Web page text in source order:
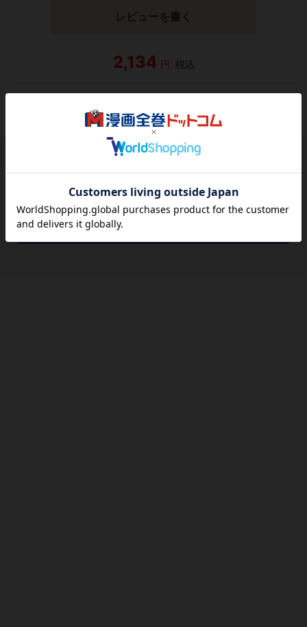
レビューを書く
2,134 円 税込
シェアする